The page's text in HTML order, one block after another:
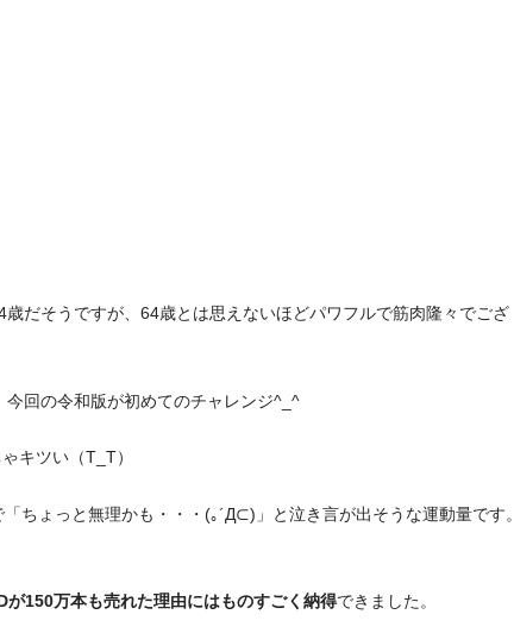
だそうですが、64歳とは思えないほどパワフルで筋肉隆々でござ
回の令和版が初めてのチャレンジ^_^
キツい（T_T）
ちょっと無理かも・・・(｡´Д⊂)」と泣き言が出そうな運動量です。
150万本も売れた理由にはものすごく納得できました。